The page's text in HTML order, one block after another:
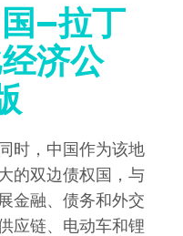
–拉丁
济公
时，中国作为该地
的双边债权国，与
金融、债务和外交
应链、电动车和锂